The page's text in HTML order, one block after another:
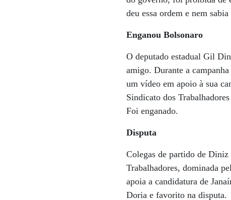
deu essa ordem e nem
Enganou Bolsonaro
O deputado estadual Gil
amigo. Durante a
um vídeo em apoio à sua
Sindicato dos
Foi enganado.
Disputa
Colegas de partido de
Trabalhadores, dominada
apoia a candidatura de
Doria e favorito na disputa.